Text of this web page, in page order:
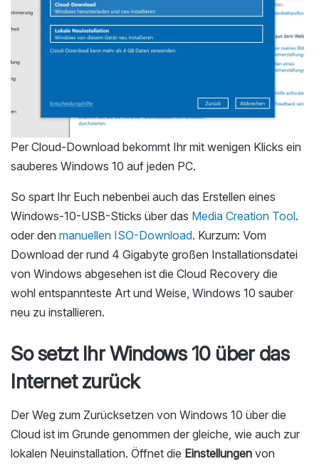
Per Cloud-Download bekommt Ihr mit wenigen Klicks ein
sauberes Windows 10 auf jeden PC.
So spart Ihr Euch nebenbei auch das Erstellen eines
Windows-10-USB-Sticks über das Media Creation Tool.
oder den manuellen ISO-Download. Kurzum: Vom
Download der rund 4 Gigabyte großen Installationsdatei
von Windows abgesehen ist die Cloud Recovery die
wohl entspannteste Art und Weise, Windows 10 sauber
neu zu installieren.
So setzt Ihr Windows 10 über das
Internet zurück
Der Weg zum Zurücksetzen von Windows 10 über die
Cloud ist im Grunde genommen der gleiche, wie auch zur
lokalen Neuinstallation. Öffnet die Einstellungen von